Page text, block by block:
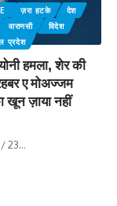
ज़रा हटके
देश
वाराणसी
विदेश
प्रदेश
हमला, शेर की
ए मोअज्जम
खून ज़ाया नहीं
23…